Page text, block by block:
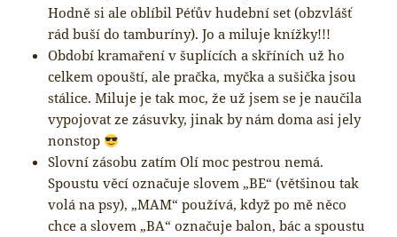
Hodně si ale oblíbil Péťův hudební set (obzvlášť
rád buší do tamburíny). Jo a miluje knížky!!!
Období kramaření v šuplících a skříních už ho
celkem opouští, ale pračka, myčka a sušička jsou
stálice. Miluje je tak moc, že už jsem se je naučila
vypojovat ze zásuvky, jinak by nám doma asi jely
nonstop
Slovní zásobu zatím Olí moc pestrou nemá.
Spoustu věcí označuje slovem „BE“ (většinou tak
volá na psy), „MAM“ používá, když po mě něco
chce a slovem „BA“ označuje balon, bác a spoustu